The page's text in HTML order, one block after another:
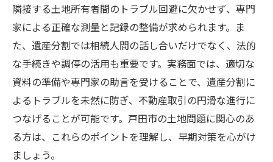
隣接する土地所有者間のトラブル回避に欠かせず、専門
家による正確な測量と記録の整備が求められます。ま
た、遺産分割では相続人間の話し合いだけでなく、法的
な手続きや調停の活用も重要です。実務面では、適切な
資料の準備や専門家の助言を受けることで、遺産分割に
よるトラブルを未然に防ぎ、不動産取引の円滑な進行に
つなげることが可能です。戸田市の土地問題に関心のあ
る方は、これらのポイントを理解し、早期対策を心がけ
ましょう。